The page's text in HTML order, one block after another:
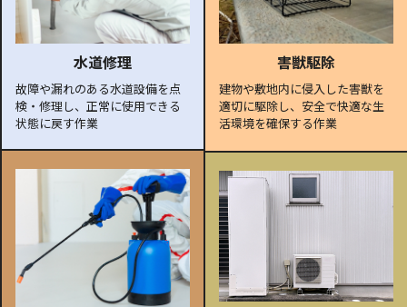
水道修理
故障や漏れのある水道設備を点
検・修理し、正常に使用できる
状態に戻す作業
害獣駆除
建物や敷地内に侵入した害獣を
適切に駆除し、安全で快適な生
活環境を確保する作業